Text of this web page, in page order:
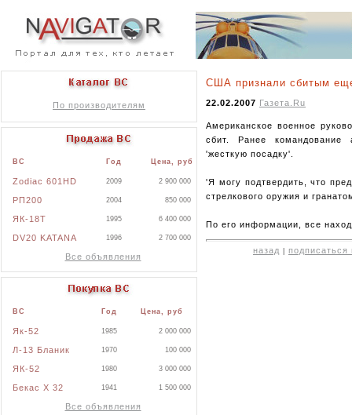
По производителям
ВС Год Цена, руб
Zodiac 601HD 2009 2 900 000
РП200 2004 850 000
ЯК-18Т 1995 6 400 000
DV20 KATANA 1996 2 700 000
Все объявления
ВС Год Цена, руб
Як-52 1985 2 000 000
Л-13 Бланик 1970 100 000
ЯК-52 1980 3 000 000
Бекас X 32 1941 1 500 000
Все объявления
США признали сбитым
22.02.2007 Газета.Ru
Американское военное
сбит. Ранее командование
'жесткую посадку'.
'Я могу подтвердить, что
стрелкового оружия и
По его информации, все
назад подписаться